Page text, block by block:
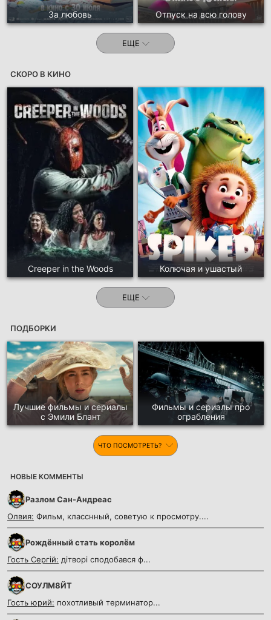
За любовь Отпуск на всю голову
ЕЩЕ
СКОРО В КИНО
Creeper in the Woods Колючая и ушастый
ЕЩЕ
ПОДБОРКИ
Лучшие фильмы и сериалы
с Эмили Блант
Фильмы и сериалы про
ограбления
ЧТО ПОСМОТРЕТЬ?
НОВЫЕ КОММЕНТЫ
Разлом Сан-Андреас
Олвия: Фильм, класснный, советую к просмотру....
Рождённый стать королём
Гость Сергій: дітворі сподобався ф...
СОУЛМ8ЙТ
Гость юрий: похотливый терминатор...